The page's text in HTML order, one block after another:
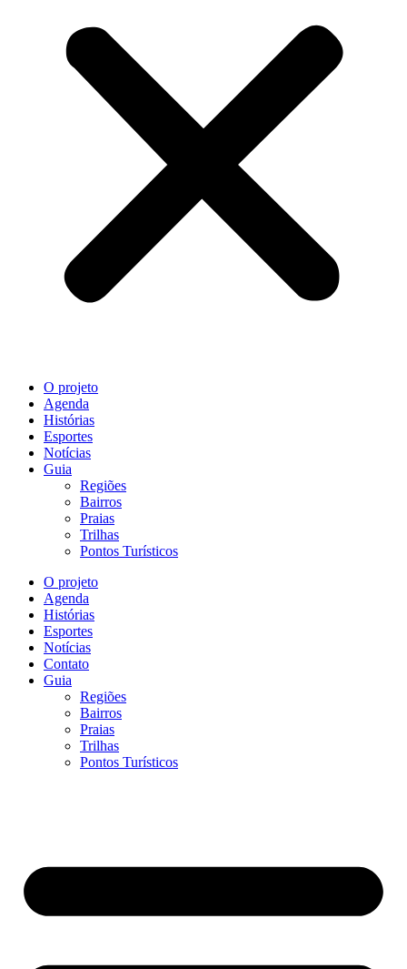
O projeto
Agenda
Histórias
Esportes
Notícias
Guia
Regiões
Bairros
Praias
Trilhas
Pontos Turísticos
O projeto
Agenda
Histórias
Esportes
Notícias
Contato
Guia
Regiões
Bairros
Praias
Trilhas
Pontos Turísticos